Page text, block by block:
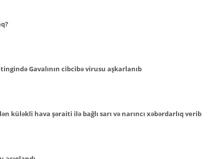
Gavalının cibcibə virusu aşkarlanıb
küləkli hava şəraiti ilə bağlı sarı və narıncı xəbərdarlıq verib